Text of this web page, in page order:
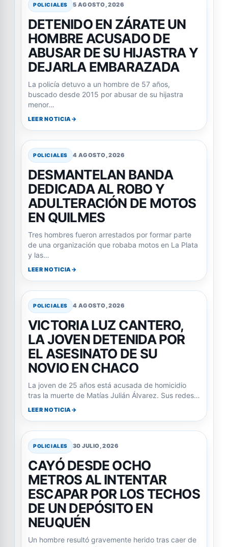
POLICIALES 5 AGOSTO, 2026
DETENIDO EN ZÁRATE UN
HOMBRE ACUSADO DE
ABUSAR DE SU HIJASTRA Y
DEJARLA EMBARAZADA
La policía detuvo a un hombre de 57 años,
buscado desde 2015 por abusar de su hijastra
menor…
LEER NOTICIA
POLICIALES 4 AGOSTO, 2026
DESMANTELAN BANDA
DEDICADA AL ROBO Y
ADULTERACIÓN DE MOTOS
EN QUILMES
Tres hombres fueron arrestados por formar parte
de una organización que robaba motos en La Plata
y las…
LEER NOTICIA
POLICIALES 4 AGOSTO, 2026
VICTORIA LUZ CANTERO,
LA JOVEN DETENIDA POR
EL ASESINATO DE SU
NOVIO EN CHACO
La joven de 25 años está acusada de homicidio
tras la muerte de Matías Julián Álvarez. Sus redes…
LEER NOTICIA
POLICIALES 30 JULIO, 2026
CAYÓ DESDE OCHO
METROS AL INTENTAR
ESCAPAR POR LOS TECHOS
DE UN DEPÓSITO EN
NEUQUÉN
Un hombre resultó gravemente herido tras caer de